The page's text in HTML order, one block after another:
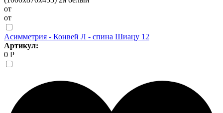
от
от
Асимметрия - Конвей Л - спина Шиацу 12
Артикул:
0 Р